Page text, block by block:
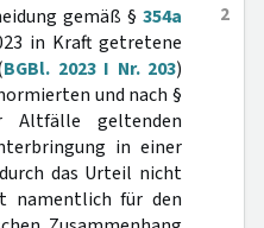
2
gemäß § 354a
in Kraft getretene
BGBl. 2023 I Nr. 203)
und nach §
geltenden
in einer
das Urteil nicht
namentlich für den